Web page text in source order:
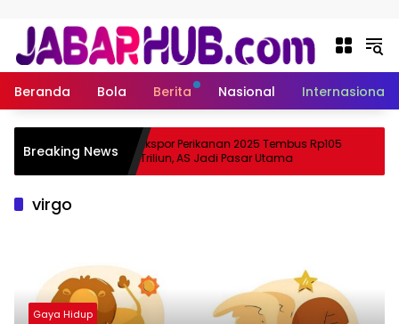
Beranda Bola Berita Nasional Internasional
Breaking News
Suzuki?
Ekspor Perikanan 2025 Tembus Rp105
Triliun, AS Jadi Pasar Utama
virgo
Gaya Hidup